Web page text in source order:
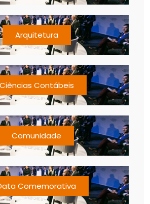
Arquitetura
Ciências Contábeis
Comunidade
Comemorativa